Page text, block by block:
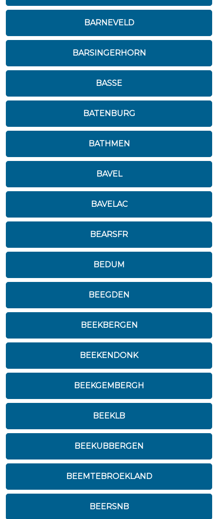
BARNEVELD
BARSINGERHORN
BASSE
BATENBURG
BATHMEN
BAVEL
BAVELAC
BEARSFR
BEDUM
BEEGDEN
BEEKBERGEN
BEEKENDONK
BEEKGEMBERGH
BEEKLB
BEEKUBBERGEN
BEEMTEBROEKLAND
BEERSNB